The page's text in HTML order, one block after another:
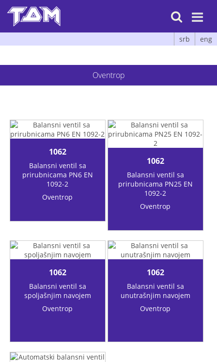

srb eng
Oventrop
1062
Balansni ventil sa
prirubnicama PN6 EN
1092-2
Oventrop
1062
Balansni ventil sa
prirubnicama PN25 EN
1092-2
Oventrop
1062
Balansni ventil sa
spoljašnjim navojem
Oventrop
1062
Balansni ventil sa
unutrašnjim navojem
Oventrop